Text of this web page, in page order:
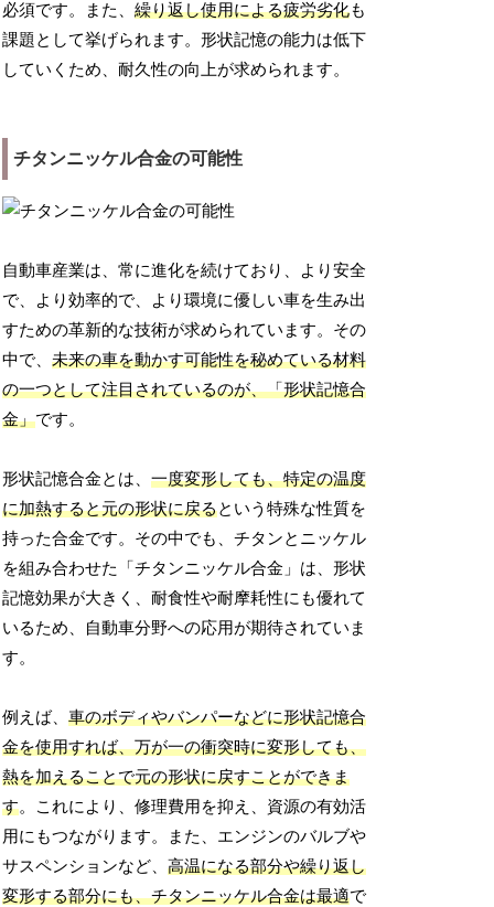
必須です。また、繰り返し使用による疲労劣化も
課題として挙げられます。形状記憶の能力は低下
していくため、耐久性の向上が求められます。
チタンニッケル合金の可能性
自動車産業は、常に進化を続けており、より安全
で、より効率的で、より環境に優しい車を生み出
すための革新的な技術が求められています。その
中で、未来の車を動かす可能性を秘めている材料
の一つとして注目されているのが、「形状記憶合
金」です。
形状記憶合金とは、一度変形しても、特定の温度
に加熱すると元の形状に戻るという特殊な性質を
持った合金です。その中でも、チタンとニッケル
を組み合わせた「チタンニッケル合金」は、形状
記憶効果が大きく、耐食性や耐摩耗性にも優れて
いるため、自動車分野への応用が期待されていま
す。
例えば、車のボディやバンパーなどに形状記憶合
金を使用すれば、万が一の衝突時に変形しても、
熱を加えることで元の形状に戻すことができま
す。これにより、修理費用を抑え、資源の有効活
用にもつながります。また、エンジンのバルブや
サスペンションなど、高温になる部分や繰り返し
変形する部分にも、チタンニッケル合金は最適で